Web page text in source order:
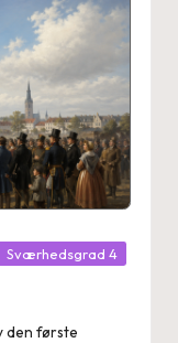
Sværhedsgrad 4
den første